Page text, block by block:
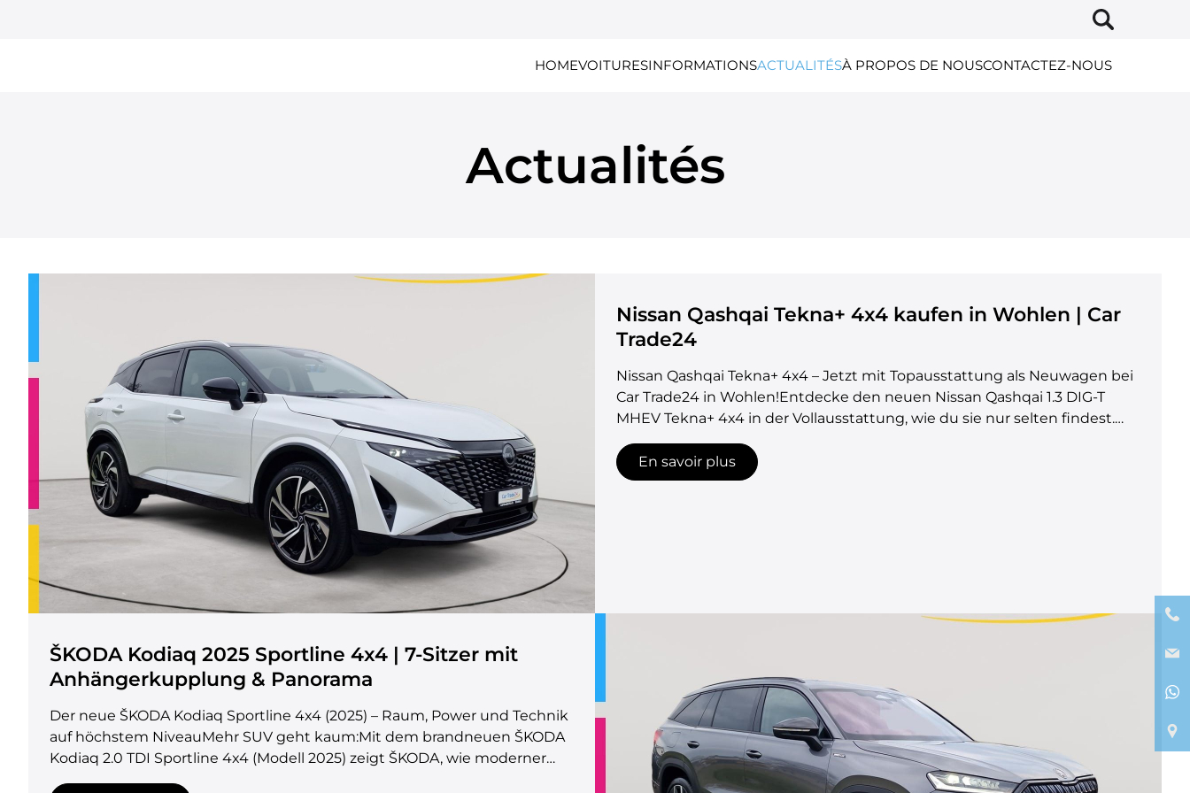
HOMEVOITURESINFORMATIONSACTUALITÉSÀ PROPOS DE NOUSCONTACTEZ-NOUS
Actualités
Nissan Qashqai Tekna+ 4x4 kaufen in Wohlen | Car
Trade24
Nissan Qashqai Tekna+ 4x4 – Jetzt mit Topausstattung als Neuwagen bei
Car Trade24 in Wohlen!Entdecke den neuen Nissan Qashqai 1.3 DIG-T
MHEV Tekna+ 4x4 in der Vollausstattung, wie du sie nur selten findest.
Stil, Sicherheit und smarte Technik – alles in einem SUV, der keine
Wünsche offenlässt. Ausstattungshighlights im Überblick:
Topausstattung! Neuwagen – sofort verfügbar!Komfort &amp; Design:
Multimedia: 10.8&#039;&#039; Head-Up-Display 12.3&#039;&#039;
AndroidAuto™ + NavigationSicherheit &amp; Assistenz:
Abstandstempomat Totwinkel-Assistent Spurhalte-Assistent Autonomer
Notbrems-Assistent Frontkollisionswarnung Stau-Assistent
Müdigkeitserkennung Verkehrszeichenerkennung Rückfahrkamera
Einparkhilfe vorne + hinten Voll-LED-Scheinwerfer mit AFS Standort: Car
Trade24 in WohlenAdresse: Ringstrasse 26, 5610 WohlenTel.: 056 618 55
En savoir plus
ŠKODA Kodiaq 2025 Sportline 4x4 | 7-Sitzer mit
Anhängerkupplung & Panorama
Der neue ŠKODA Kodiaq Sportline 4x4 (2025) – Raum, Power und Technik
auf höchstem NiveauMehr SUV geht kaum:Mit dem brandneuen ŠKODA
Kodiaq 2.0 TDI Sportline 4x4 (Modell 2025) zeigt ŠKODA, wie moderner
SUV-Komfort, Sicherheit und Fahrspass in einem Fahrzeug vereint